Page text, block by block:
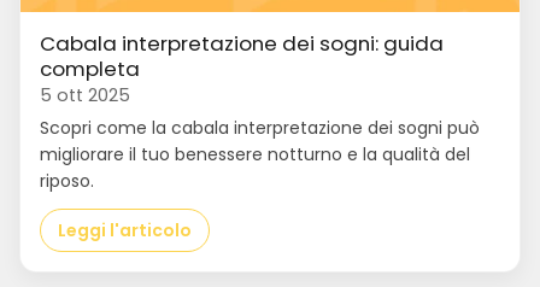
Cabala interpretazione dei sogni: guida
completa
5 ott 2025
Scopri come la cabala interpretazione dei sogni può
migliorare il tuo benessere notturno e la qualità del
riposo.
Leggi l'articolo